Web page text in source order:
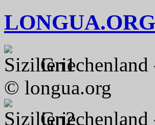
© longua.org
Griechenland